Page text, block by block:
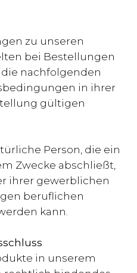
zu unseren
bei Bestellungen
nachfolgenden
in ihrer
gültigen
Person, die ein
Zwecke abschließt,
ihrer gewerblichen
beruflichen
kann.
in unserem